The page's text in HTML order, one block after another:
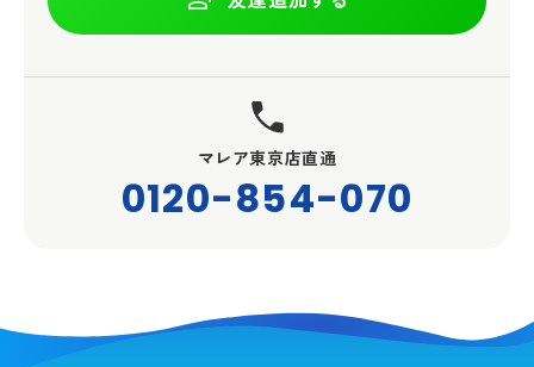
マレア東京店直通
0120-854-070